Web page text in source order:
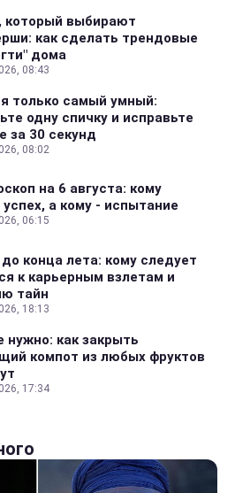
который выбирают
как сделать трендовые
дома
08:43
только самый умный:
одну спичку и исправьте
за 30 секунд
08:02
на 6 августа: кому
а кому - испытание
06:15
конца лета: кому следует
к карьерным взлетам и
тайн
18:13
нужно: как закрыть
компот из любых фруктов
17:34